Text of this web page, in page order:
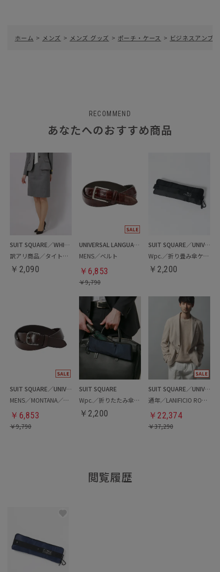
ホーム > メンズ > メンズ グッズ > ポーチ・ケース > ビジネスアンブ
RECOMMEND
あなたへのおすすめ商品
SUIT SQUARE／WHITE
訳アリ商品／タイトスカート
￥ 2,090
UNIVERSAL LANGUAGE
MENS／ベルト
￥ 6,853
￥9,790
SUIT SQUARE／UNIVERSAL LANGUAGE
Wpc.／折り畳み傘ケース
￥ 2,200
SUIT SQUARE／UNIVERSAL LANGUAGE
MENS／MONTANA／ベルト
￥ 6,853
￥9,790
SUIT SQUARE
Wpc.／折りたたみ傘ケース
￥ 2,200
SUIT SQUARE／UNIVERSAL LANGUAGE
通年／LANIFICIO ROMA／ジャケット
￥ 22,374
￥37,290
閲覧履歴